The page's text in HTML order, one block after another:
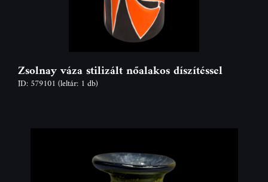
Zsolnay váza stilizált nőalakos díszítéssel
ID: 579101 (leltár: 1 db)